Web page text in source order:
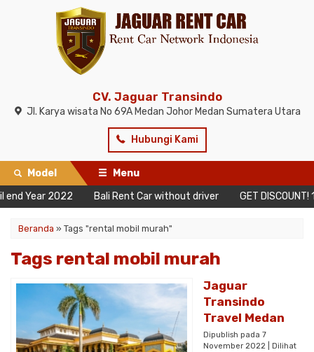
CV. Jaguar Transindo
Jl. Karya wisata No 69A Medan Johor Medan Sumatera Utara
Hubungi Kami
Model
Menu
Year 2022
Bali Rent Car without driver GET DISCOUNT!
Beranda » Tags "rental mobil murah"
Tags rental mobil murah
Jaguar
Transindo
Travel Medan
Dipublish pada 7
November 2022 | Dilihat